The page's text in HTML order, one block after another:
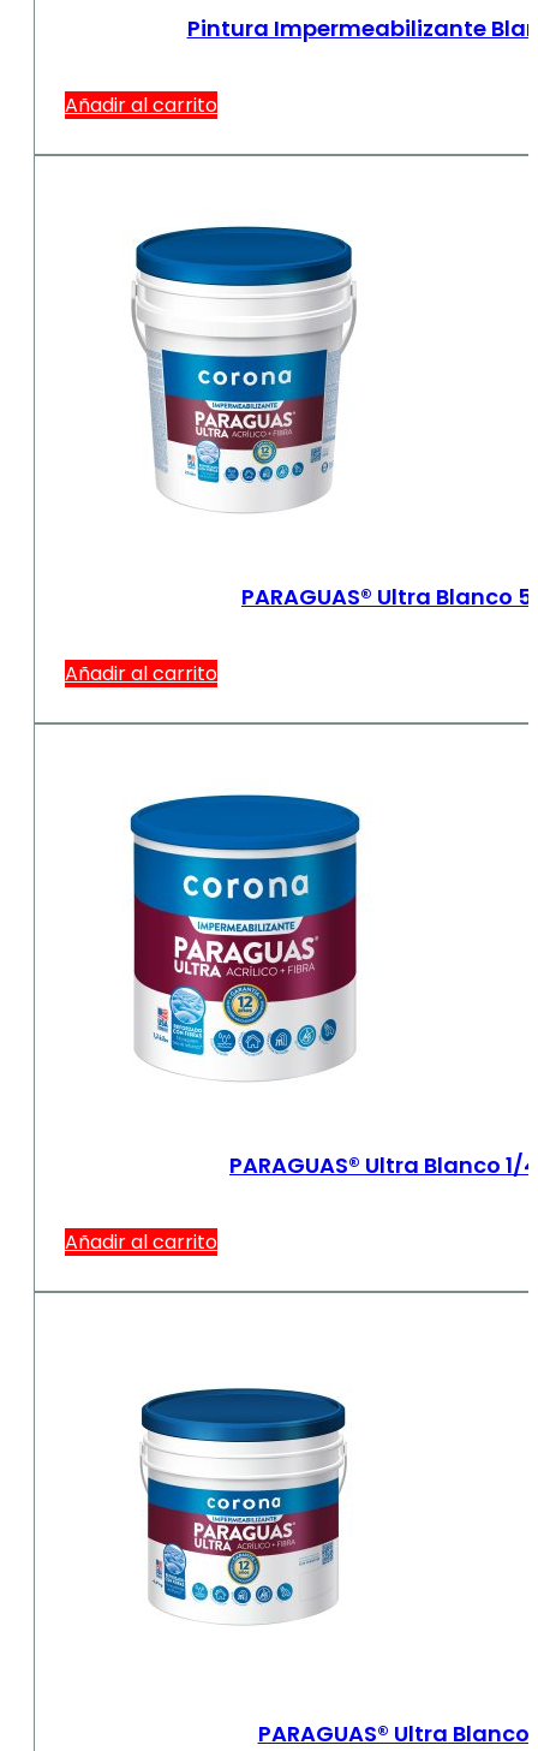
Pintura Impermeabilizante
Añadir al carrito
PARAGUAS® Ultra Blanco
Añadir al carrito
PARAGUAS® Ultra Blanco
Añadir al carrito
PARAGUAS® Ultra Blanco